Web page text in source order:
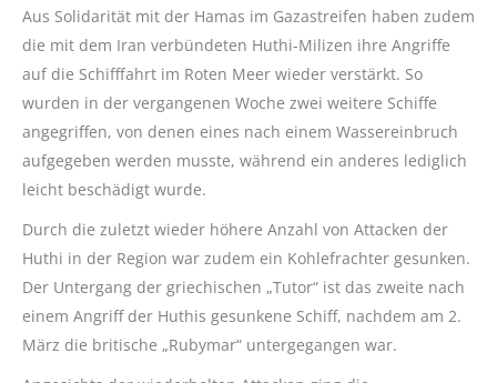
Aus Solidarität mit der Hamas im Gazastreifen haben zudem
die mit dem Iran verbündeten Huthi-Milizen ihre Angriffe
auf die Schifffahrt im Roten Meer wieder verstärkt. So
wurden in der vergangenen Woche zwei weitere Schiffe
angegriffen, von denen eines nach einem Wassereinbruch
aufgegeben werden musste, während ein anderes lediglich
leicht beschädigt wurde.
Durch die zuletzt wieder höhere Anzahl von Attacken der
Huthi in der Region war zudem ein Kohlefrachter gesunken.
Der Untergang der griechischen „Tutor“ ist das zweite nach
einem Angriff der Huthis gesunkene Schiff, nachdem am 2.
März die britische „Rubymar“ untergegangen war.